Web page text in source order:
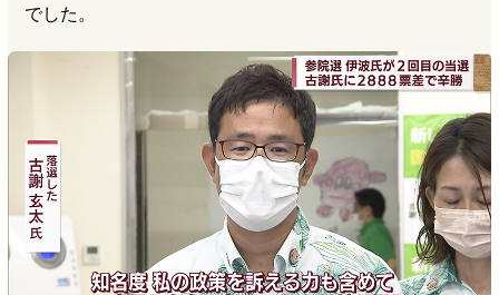
でした。